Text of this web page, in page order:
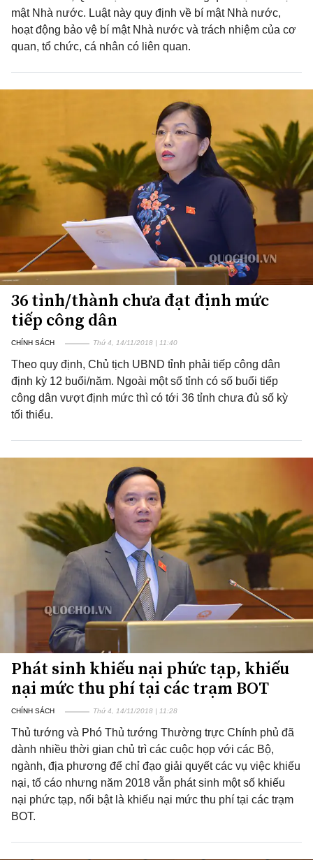
mật Nhà nước. Luật này quy định về bí mật Nhà nước,
hoạt động bảo vệ bí mật Nhà nước và trách nhiệm của cơ
quan, tổ chức, cá nhân có liên quan.
36 tỉnh/thành chưa đạt định mức
tiếp công dân
CHÍNH SÁCH Thứ 4, 14/11/2018 | 11:40
Theo quy định, Chủ tịch UBND tỉnh phải tiếp công dân
định kỳ 12 buổi/năm. Ngoài một số tỉnh có số buổi tiếp
công dân vượt định mức thì có tới 36 tỉnh chưa đủ số kỳ
tối thiểu.
Phát sinh khiếu nại phức tạp, khiếu
nại mức thu phí tại các trạm BOT
CHÍNH SÁCH Thứ 4, 14/11/2018 | 11:28
Thủ tướng và Phó Thủ tướng Thường trực Chính phủ đã
dành nhiều thời gian chủ trì các cuộc họp với các Bộ,
ngành, địa phương để chỉ đạo giải quyết các vụ việc khiếu
nại, tố cáo nhưng năm 2018 vẫn phát sinh một số khiếu
nại phức tạp, nổi bật là khiếu nại mức thu phí tại các trạm
BOT.